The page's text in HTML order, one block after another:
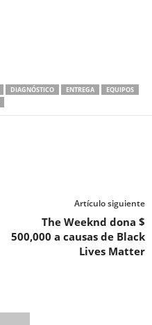
DIAGNÓSTICO ENTREGA
EQUIPOS
Artículo siguiente
The Weeknd dona $
500,000 a causas de Black
Lives Matter